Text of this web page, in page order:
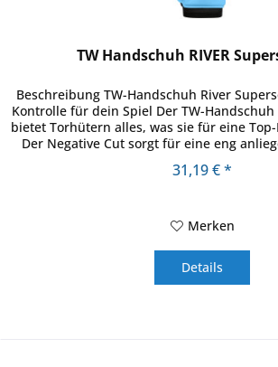
TW Handschuh RIVER
Beschreibung TW-Handschuh River
Kontrolle für dein Spiel Der TW-Handschuh
bietet Torhütern alles, was sie für eine
Der Negative Cut sorgt für eine eng
31,19 € *
Merken
Details